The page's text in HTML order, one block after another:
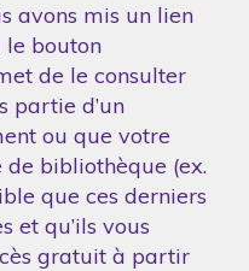
avons mis un lien
le bouton
de le consulter
partie d’un
ou que votre
bibliothèque (ex.
que ces derniers
et qu’ils vous
gratuit à partir